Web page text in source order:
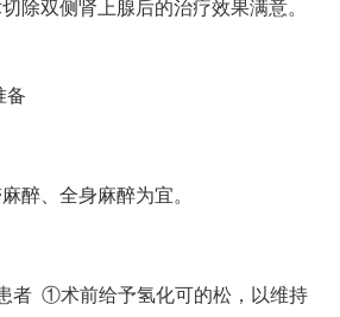
除双侧肾上腺后的治疗效果满意。
备
醉、全身麻醉为宜。
者 ①术前给予氢化可的松，以维持